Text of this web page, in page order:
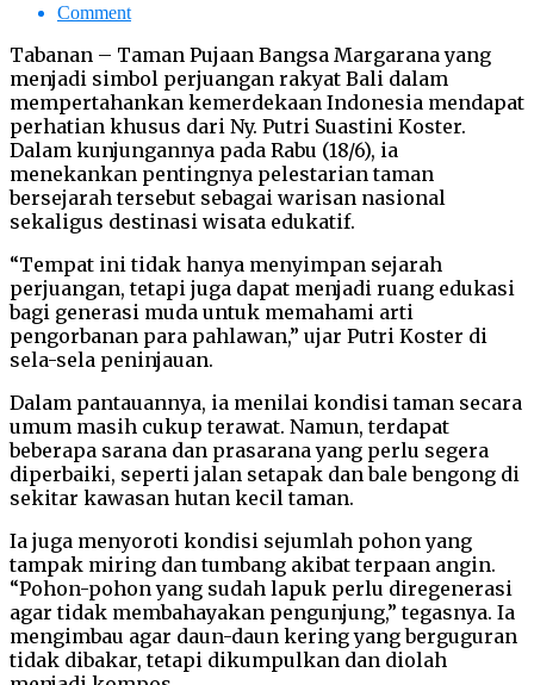
Comment
Tabanan – Taman Pujaan Bangsa Margarana yang
menjadi simbol perjuangan rakyat Bali dalam
mempertahankan kemerdekaan Indonesia mendapat
perhatian khusus dari Ny. Putri Suastini Koster.
Dalam kunjungannya pada Rabu (18/6), ia
menekankan pentingnya pelestarian taman
bersejarah tersebut sebagai warisan nasional
sekaligus destinasi wisata edukatif.
“Tempat ini tidak hanya menyimpan sejarah
perjuangan, tetapi juga dapat menjadi ruang edukasi
bagi generasi muda untuk memahami arti
pengorbanan para pahlawan,” ujar Putri Koster di
sela-sela peninjauan.
Dalam pantauannya, ia menilai kondisi taman secara
umum masih cukup terawat. Namun, terdapat
beberapa sarana dan prasarana yang perlu segera
diperbaiki, seperti jalan setapak dan bale bengong di
sekitar kawasan hutan kecil taman.
Ia juga menyoroti kondisi sejumlah pohon yang
tampak miring dan tumbang akibat terpaan angin.
“Pohon-pohon yang sudah lapuk perlu diregenerasi
agar tidak membahayakan pengunjung,” tegasnya. Ia
mengimbau agar daun-daun kering yang berguguran
tidak dibakar, tetapi dikumpulkan dan diolah